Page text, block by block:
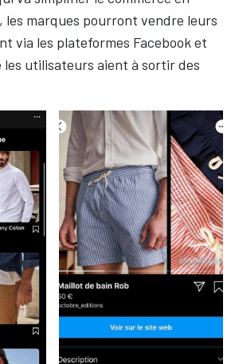
les marques pourront vendre leurs
via les plateformes Facebook et
les utilisateurs aient à sortir des